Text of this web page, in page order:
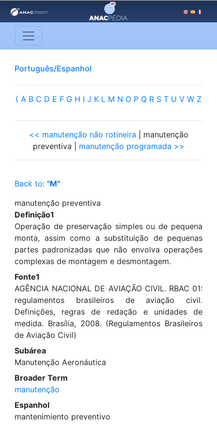
Português/Espanhol
( A B C D E F G H I J K L M N O P Q R S T U V W Z
<< manutenção não rotineira | manutenção
preventiva | manutenção programada >>
Back to: "M"
manutenção preventiva
Definição1
Operação de preservação simples ou de pequena
monta, assim como a substituição de pequenas
partes padronizadas que não envolva operações
complexas de montagem e desmontagem.
Fonte1
AGÊNCIA NACIONAL DE AVIAÇÃO CIVIL. RBAC 01:
regulamentos brasileiros de aviação civil.
Definições, regras de redação e unidades de
medida. Brasília, 2008. (Regulamentos Brasileiros
de Aviação Civil)
Subárea
Manutenção Aeronáutica
Broader Term
manutenção
Espanhol
mantenimiento preventivo